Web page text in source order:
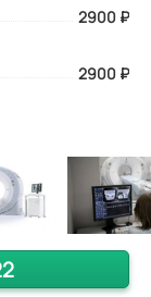
2900 ₽
2900 ₽